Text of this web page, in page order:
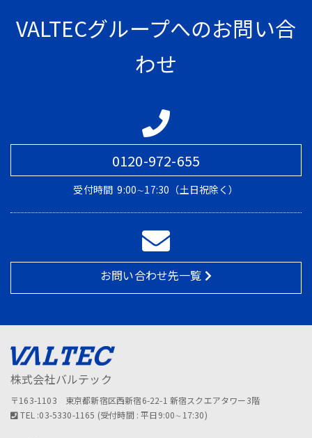
VALTECグループへのお問い合
わせ
0120-972-655
受付時間 9:00∼17:30（土日祝除く）
お問い合わせ先一覧
株式会社バルテック
〒163-1103 東京都新宿区西新宿6-22-1 新宿スクエアタワー3階
TEL :03-5330-1165 (受付時間 : 平日9:00∼17:30)